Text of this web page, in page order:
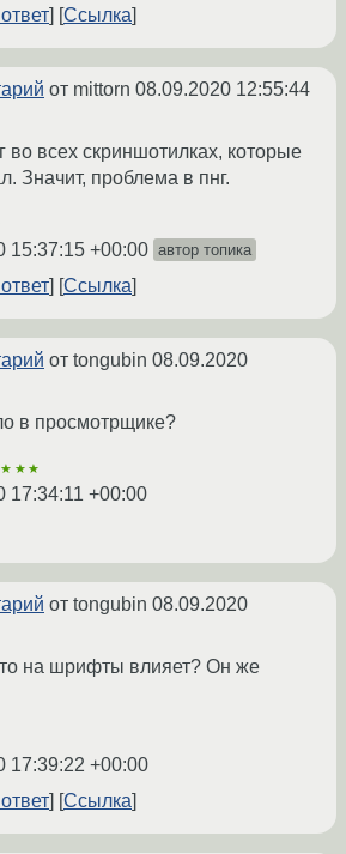
Ссылка
от mittorn 08.09.2020 12:55:44
во всех скриншотилках, которые
Значит, проблема в пнг.
15:37:15 +00:00 автор топика
Ссылка
от tongubin 08.09.2020
в просмотрщике?
17:34:11 +00:00
от tongubin 08.09.2020
на шрифты влияет? Он же
17:39:22 +00:00
Ссылка